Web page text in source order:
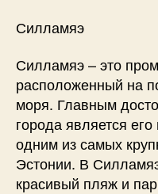
Силламяэ
Силламяэ – это
расположенный на
моря. Главным
города является
одним из самых
Эстонии. В
красивый пляж и